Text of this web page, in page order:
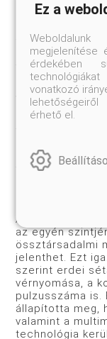
történt, például
házból
„Számításaink
a házassághoz
munkaidős
a
A kutatók
az egyén
össztársadalmi
jelenthet. Ezt
szerint erdei
vérnyomása, a
pulzusszáma is.
állapította meg,
valamint a
technológia
Ez a
megjelenítése
érdekében
vonatkozó
érhető el.